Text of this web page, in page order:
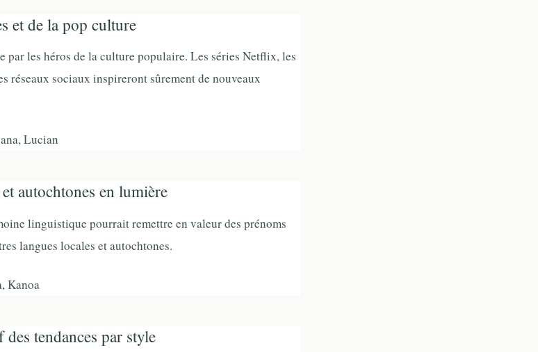
et de la pop culture
par les héros de la culture populaire. Les séries Netflix, les
réseaux sociaux inspireront sûrement de nouveaux
Lucian
autochtones en lumière
linguistique pourrait remettre en valeur des prénoms
langues locales et autochtones.
Kanoa
tendances par style